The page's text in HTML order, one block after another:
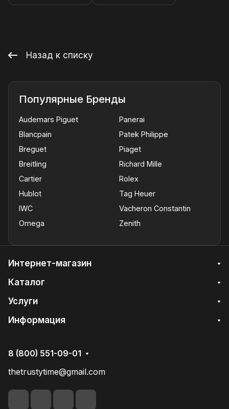
Назад к списку
Популярные Бренды
Audemars Piguet
Blancpain
Breguet
Breitling
Cartier
Hublot
IWC
Omega
Panerai
Patek Philippe
Piaget
Richard Mille
Rolex
Tag Heuer
Vacheron Constantin
Zenith
Интернет-магазин
Каталог
Услуги
Информация
8 (800) 551-09-01
thetrustytime@gmail.com